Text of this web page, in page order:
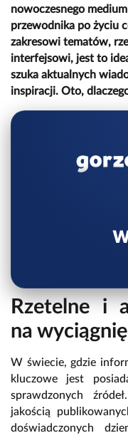
nowoczesnego
przewodnika po życiu
zakresowi tematów,
interfejsowi, jest to
szuka aktualnych
inspiracji. Oto,
Rzetelne i
na
W świecie, gdzie
kluczowe jest
sprawdzonych
jakością
doświadczonych